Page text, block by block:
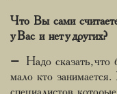
Что Вы сами
у Вас и нет у других?
– Надо сказать, что
мало кто